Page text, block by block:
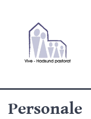
Personale